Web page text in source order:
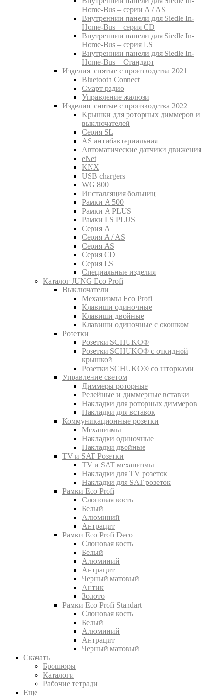
Home-Bus – серии A / AS
Внутреннии панели для Siedle In-
Home-Bus – серия CD
Внутреннии панели для Siedle In-
Home-Bus – серия LS
Внутреннии панели для Siedle In-
Home-Bus – Стандарт
Изделия, снятые с производства 2021
Bluetooth Connect
Смарт радио
Управление жалюзи
Изделия, снятые с производства 2022
Kрышки для роторных диммеров и
выключателей
Серия SL
AS антибактериальная
Aвтоматические датчики движения
eNet
KNX
USB chargers
WG 800
Инсталляция больниц
Рамки A 500
Рамки A PLUS
Рамки LS PLUS
Серия A
Серия A / AS
Серия AS
Серия CD
Серия LS
Специальные изделия
Каталог JUNG Eco Profi
Выключатели
Механизмы Eco Profi
Клавиши одиночные
Клавиши двойные
Клавиши одиночные с окошком
Розетки
Розетки SCHUKO®
Розетки SCHUKO® с откидной
крышкой
Розетки SCHUKO® со шторками
Управление светом
Диммеры роторные
Релейные и диммерные вставки
Накладки для роторных диммеров
Накладки для вставок
Коммуникационные розетки
Механизмы
Накладки одиночные
Накладки двойные
TV и SAT Розетки
TV и SAT механизмы
Накладки для TV розеток
Накладки для SAT розеток
Рамки Eco Profi
Слоновая кость
Белый
Алюминий
Антрацит
Рамки Eco Profi Deco
Слоновая кость
Белый
Алюминий
Антрацит
Черный матовый
Антик
Золото
Рамки Eco Profi Standart
Слоновая кость
Белый
Алюминий
Антрацит
Черный матовый
Скачать
Брошюры
Каталоги
Рабочие тетради
Еще